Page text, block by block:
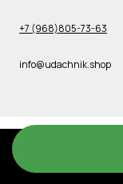
+7 (968)805-73-63
info@udachnik.shop